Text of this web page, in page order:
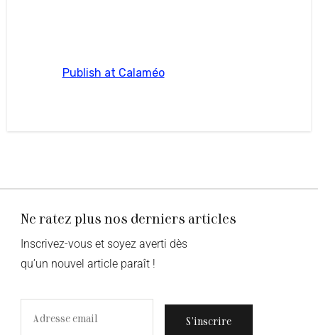
Publish at Calaméo
Ne ratez plus nos derniers articles
Inscrivez-vous et soyez averti dès
qu’un nouvel article paraît !
S’inscrire